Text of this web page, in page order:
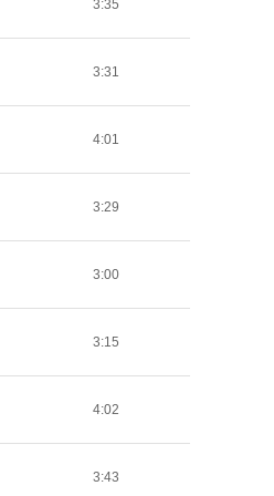
3:35
3:31
4:01
3:29
3:00
3:15
4:02
3:43